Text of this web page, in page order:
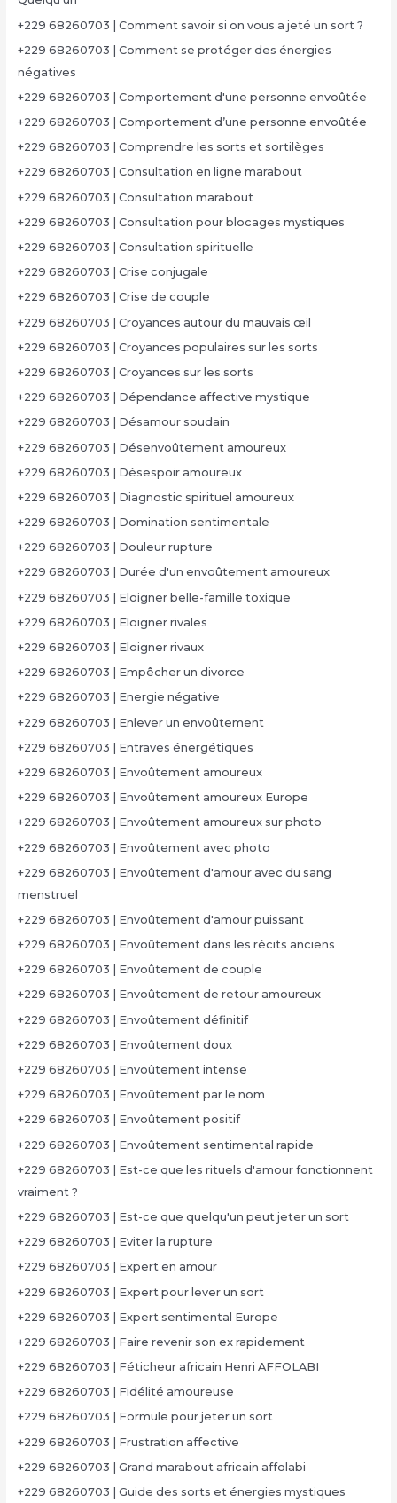
+229 68260703 | Comment savoir si on vous a jeté un sort ?
+229 68260703 | Comment se protéger des énergies
négatives
+229 68260703 | Comportement d'une personne envoûtée
+229 68260703 | Comportement d’une personne envoûtée
+229 68260703 | Comprendre les sorts et sortilèges
+229 68260703 | Consultation en ligne marabout
+229 68260703 | Consultation marabout
+229 68260703 | Consultation pour blocages mystiques
+229 68260703 | Consultation spirituelle
+229 68260703 | Crise conjugale
+229 68260703 | Crise de couple
+229 68260703 | Croyances autour du mauvais œil
+229 68260703 | Croyances populaires sur les sorts
+229 68260703 | Croyances sur les sorts
+229 68260703 | Dépendance affective mystique
+229 68260703 | Désamour soudain
+229 68260703 | Désenvoûtement amoureux
+229 68260703 | Désespoir amoureux
+229 68260703 | Diagnostic spirituel amoureux
+229 68260703 | Domination sentimentale
+229 68260703 | Douleur rupture
+229 68260703 | Durée d'un envoûtement amoureux
+229 68260703 | Eloigner belle-famille toxique
+229 68260703 | Eloigner rivales
+229 68260703 | Eloigner rivaux
+229 68260703 | Empêcher un divorce
+229 68260703 | Energie négative
+229 68260703 | Enlever un envoûtement
+229 68260703 | Entraves énergétiques
+229 68260703 | Envoûtement amoureux
+229 68260703 | Envoûtement amoureux Europe
+229 68260703 | Envoûtement amoureux sur photo
+229 68260703 | Envoûtement avec photo
+229 68260703 | Envoûtement d'amour avec du sang
menstruel
+229 68260703 | Envoûtement d'amour puissant
+229 68260703 | Envoûtement dans les récits anciens
+229 68260703 | Envoûtement de couple
+229 68260703 | Envoûtement de retour amoureux
+229 68260703 | Envoûtement définitif
+229 68260703 | Envoûtement doux
+229 68260703 | Envoûtement intense
+229 68260703 | Envoûtement par le nom
+229 68260703 | Envoûtement positif
+229 68260703 | Envoûtement sentimental rapide
+229 68260703 | Est-ce que les rituels d'amour fonctionnent
vraiment ?
+229 68260703 | Est-ce que quelqu'un peut jeter un sort
+229 68260703 | Eviter la rupture
+229 68260703 | Expert en amour
+229 68260703 | Expert pour lever un sort
+229 68260703 | Expert sentimental Europe
+229 68260703 | Faire revenir son ex rapidement
+229 68260703 | Féticheur africain Henri AFFOLABI
+229 68260703 | Fidélité amoureuse
+229 68260703 | Formule pour jeter un sort
+229 68260703 | Frustration affective
+229 68260703 | Grand marabout africain affolabi
+229 68260703 | Guide des sorts et énergies mystiques